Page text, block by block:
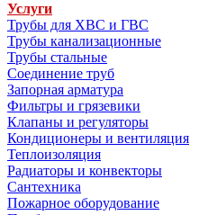
Услуги
Трубы для ХВС и ГВС
Трубы канализационные
Трубы стальные
Соединение труб
Запорная арматура
Фильтры и грязевики
Клапаны и регуляторы
Кондиционеры и вентиляция
Теплоизоляция
Радиаторы и конвекторы
Сантехника
Пожарное оборудование